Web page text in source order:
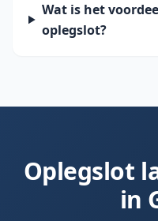
Wat is het
oplegslot?
Oplegslot
in